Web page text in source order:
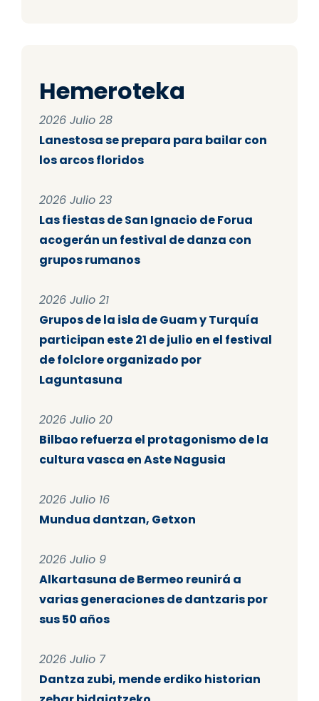
Hemeroteka
2026 Julio 28
Lanestosa se prepara para bailar con
los arcos floridos
2026 Julio 23
Las fiestas de San Ignacio de Forua
acogerán un festival de danza con
grupos rumanos
2026 Julio 21
Grupos de la isla de Guam y Turquía
participan este 21 de julio en el festival
de folclore organizado por
Laguntasuna
2026 Julio 20
Bilbao refuerza el protagonismo de la
cultura vasca en Aste Nagusia
2026 Julio 16
Mundua dantzan, Getxon
2026 Julio 9
Alkartasuna de Bermeo reunirá a
varias generaciones de dantzaris por
sus 50 años
2026 Julio 7
Dantza zubi, mende erdiko historian